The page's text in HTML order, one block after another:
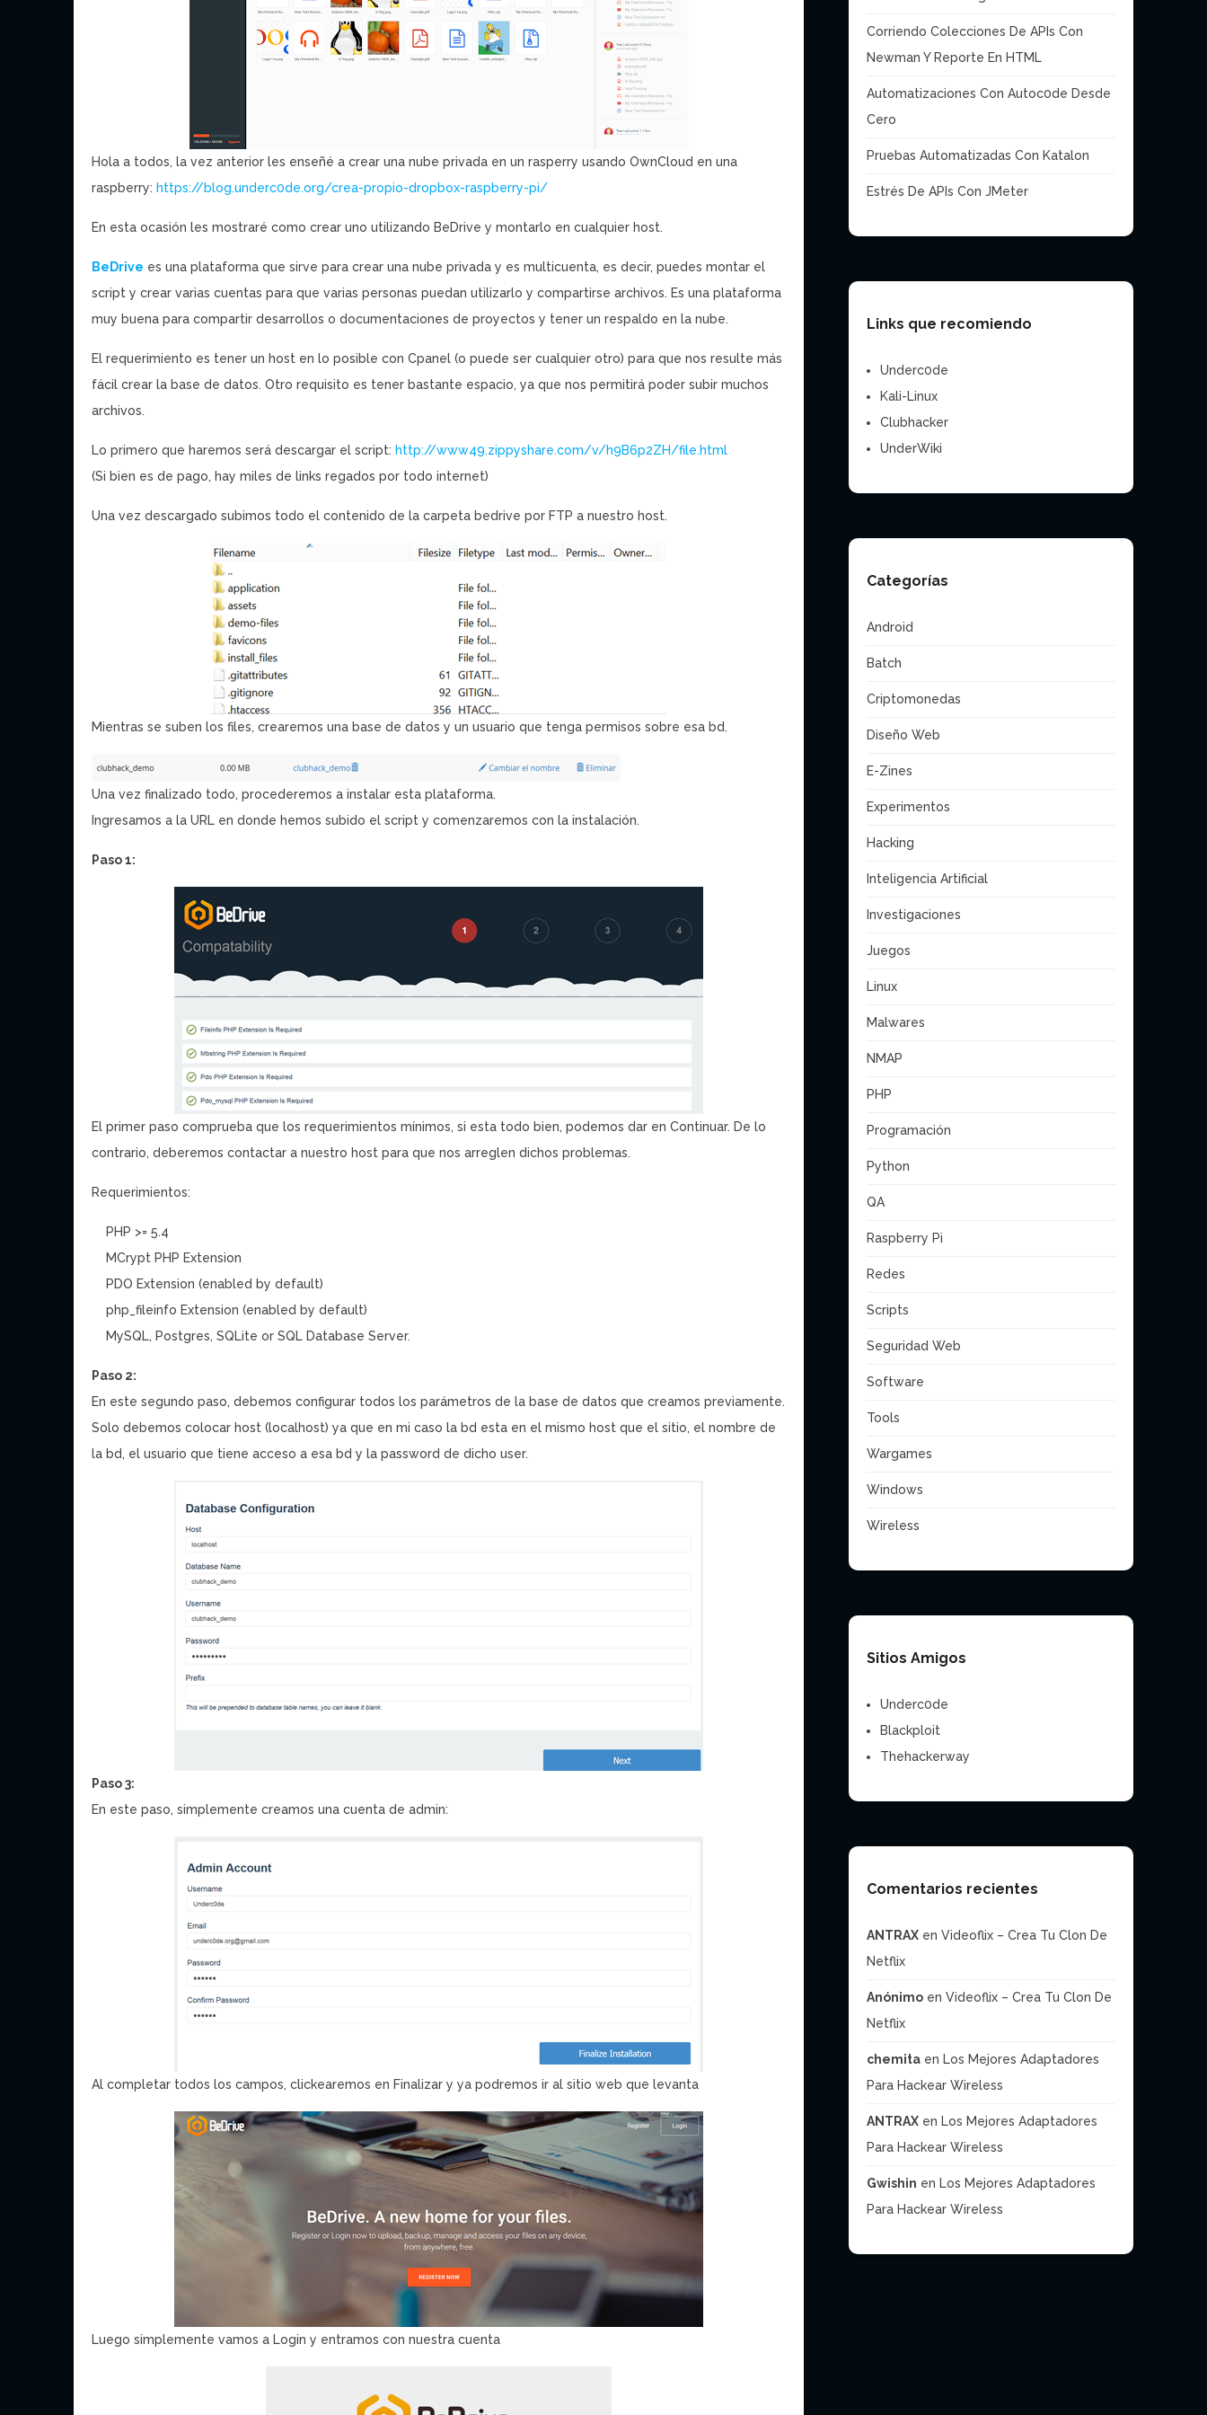
Hola a todos, la vez anterior les enseñé a crear una nube privada en un rasperry usando OwnCloud en una
raspberry: https://blog.underc0de.org/crea-propio-dropbox-raspberry-pi/
En esta ocasión les mostraré como crear uno utilizando BeDrive y montarlo en cualquier host.
BeDrive es una plataforma que sirve para crear una nube privada y es multicuenta, es decir, puedes montar el
script y crear varias cuentas para que varias personas puedan utilizarlo y compartirse archivos. Es una plataforma
muy buena para compartir desarrollos o documentaciones de proyectos y tener un respaldo en la nube.
El requerimiento es tener un host en lo posible con Cpanel (o puede ser cualquier otro) para que nos resulte más
fácil crear la base de datos. Otro requisito es tener bastante espacio, ya que nos permitirá poder subir muchos
archivos.
Lo primero que haremos será descargar el script: http://www49.zippyshare.com/v/h9B6p2ZH/file.html
(Si bien es de pago, hay miles de links regados por todo internet)
Una vez descargado subimos todo el contenido de la carpeta bedrive por FTP a nuestro host.
Mientras se suben los files, crearemos una base de datos y un usuario que tenga permisos sobre esa bd.
Una vez finalizado todo, procederemos a instalar esta plataforma.
Ingresamos a la URL en donde hemos subido el script y comenzaremos con la instalación.
Paso 1:
El primer paso comprueba que los requerimientos mínimos, si esta todo bien, podemos dar en Continuar. De lo
contrario, deberemos contactar a nuestro host para que nos arreglen dichos problemas.
Requerimientos:
PHP >= 5.4
MCrypt PHP Extension
PDO Extension (enabled by default)
php_fileinfo Extension (enabled by default)
MySQL, Postgres, SQLite or SQL Database Server.
Paso 2:
En este segundo paso, debemos configurar todos los parámetros de la base de datos que creamos previamente.
Solo debemos colocar host (localhost) ya que en mi caso la bd esta en el mismo host que el sitio, el nombre de
la bd, el usuario que tiene acceso a esa bd y la password de dicho user.
Paso 3:
En este paso, simplemente creamos una cuenta de admin:
Al completar todos los campos, clickearemos en Finalizar y ya podremos ir al sitio web que levanta
Luego simplemente vamos a Login y entramos con nuestra cuenta
Corriendo Colecciones De APIs Con
Newman Y Reporte En HTML
Automatizaciones Con Autoc0de Desde
Cero
Pruebas Automatizadas Con Katalon
Estrés De APIs Con JMeter
Links que recomiendo
Underc0de
Kali-Linux
Clubhacker
UnderWiki
Categorías
Android
Batch
Criptomonedas
Diseño Web
E-Zines
Experimentos
Hacking
Inteligencia Artificial
Investigaciones
Juegos
Linux
Malwares
NMAP
PHP
Programación
Python
QA
Raspberry Pi
Redes
Scripts
Seguridad Web
Software
Tools
Wargames
Windows
Wireless
Sitios Amigos
Underc0de
Blackploit
Thehackerway
Comentarios recientes
ANTRAXen Videoflix – Crea Tu Clon De
Netflix
Anónimoen Videoflix – Crea Tu Clon De
Netflix
chemitaen Los Mejores Adaptadores
Para Hackear Wireless
ANTRAXen Los Mejores Adaptadores
Para Hackear Wireless
Gwishin en Los Mejores Adaptadores
Para Hackear Wireless